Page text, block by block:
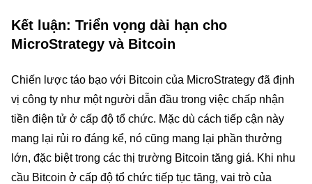
Kết luận: Triển vọng dài hạn cho
MicroStrategy và Bitcoin
Chiến lược táo bạo với Bitcoin của MicroStrategy đã định
vị công ty như một người dẫn đầu trong việc chấp nhận
tiền điện tử ở cấp độ tổ chức. Mặc dù cách tiếp cận này
mang lại rủi ro đáng kể, nó cũng mang lại phần thưởng
lớn, đặc biệt trong các thị trường Bitcoin tăng giá. Khi nhu
cầu Bitcoin ở cấp độ tổ chức tiếp tục tăng, vai trò của